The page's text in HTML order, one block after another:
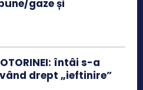
gaze și
întâi s-a
drept „ieftinire”